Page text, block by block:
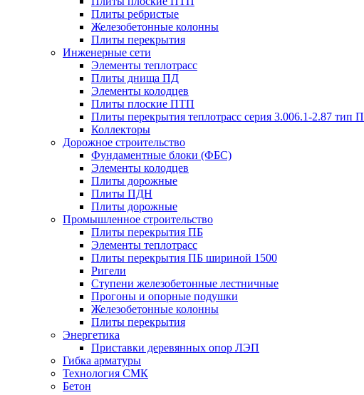
Плиты ребристые
Железобетонные колонны
Плиты перекрытия
Инженерные сети
Элементы теплотрасс
Плиты днища ПД
Элементы колодцев
Плиты плоские ПТП
Плиты перекрытия теплотрасс серия 3.006.1-2.87 тип П
Коллекторы
Дорожное строительство
Фундаментные блоки (ФБС)
Элементы колодцев
Плиты дорожные
Плиты ПДН
Плиты дорожные
Промышленное строительство
Плиты перекрытия ПБ
Элементы теплотрасс
Плиты перекрытия ПБ шириной 1500
Ригели
Ступени железобетонные лестничные
Прогоны и опорные подушки
Железобетонные колонны
Плиты перекрытия
Энергетика
Приставки деревянных опор ЛЭП
Гибка арматуры
Технология СМК
Бетон